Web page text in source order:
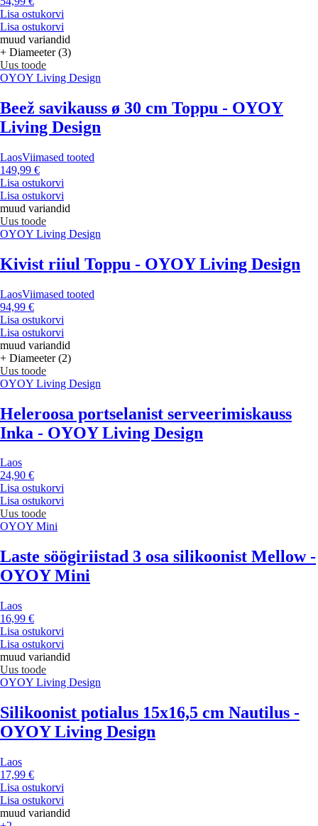
Lisa ostukorvi
Lisa ostukorvi
muud variandid
+ Diameeter (3)
Uus toode
OYOY Living Design
Beež savikauss ø 30 cm Toppu - OYOY
Living Design
LaosViimased tooted
149,99 €
Lisa ostukorvi
Lisa ostukorvi
muud variandid
Uus toode
OYOY Living Design
Kivist riiul Toppu - OYOY Living Design
LaosViimased tooted
94,99 €
Lisa ostukorvi
Lisa ostukorvi
muud variandid
+ Diameeter (2)
Uus toode
OYOY Living Design
Heleroosa portselanist serveerimiskauss
Inka - OYOY Living Design
Laos
24,90 €
Lisa ostukorvi
Lisa ostukorvi
Uus toode
OYOY Mini
Laste söögiriistad 3 osa silikoonist Mellow -
OYOY Mini
Laos
16,99 €
Lisa ostukorvi
Lisa ostukorvi
muud variandid
Uus toode
OYOY Living Design
Silikoonist potialus 15x16,5 cm Nautilus -
OYOY Living Design
Laos
17,99 €
Lisa ostukorvi
Lisa ostukorvi
muud variandid